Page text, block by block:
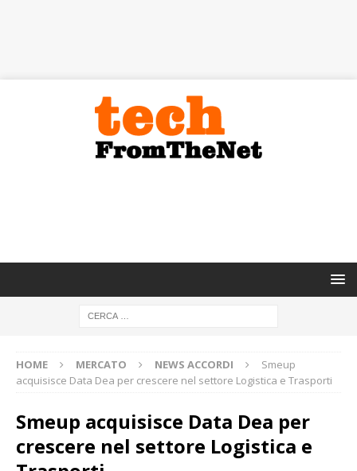
HOME MERCATO NEWS ACCORDI
Smeup
acquisisce Data Dea per crescere nel settore Logistica e Trasporti
Smeup acquisisce Data Dea per
crescere nel settore Logistica e